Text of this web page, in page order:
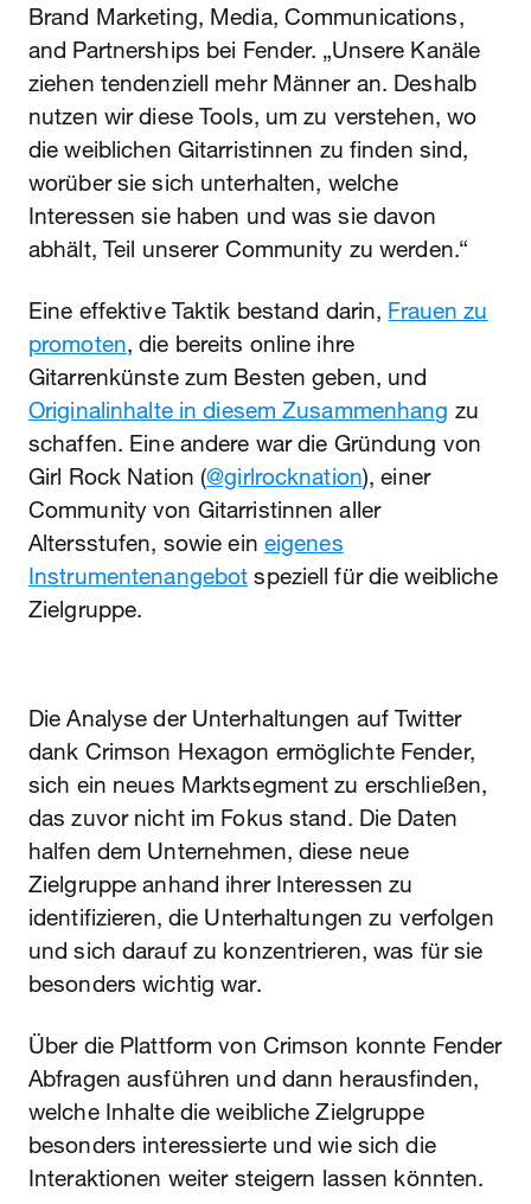
Brand Marketing, Media, Communications,
and Partnerships bei Fender. „Unsere Kanäle
ziehen tendenziell mehr Männer an. Deshalb
nutzen wir diese Tools, um zu verstehen, wo
die weiblichen Gitarristinnen zu finden sind,
worüber sie sich unterhalten, welche
Interessen sie haben und was sie davon
abhält, Teil unserer Community zu werden.“
Eine effektive Taktik bestand darin, Frauen zu
promoten, die bereits online ihre
Gitarrenkünste zum Besten geben, und
Originalinhalte in diesem Zusammenhang zu
schaffen. Eine andere war die Gründung von
Girl Rock Nation (@girlrocknation), einer
Community von Gitarristinnen aller
Altersstufen, sowie ein eigenes
Instrumentenangebot speziell für die weibliche
Zielgruppe.
Die Analyse der Unterhaltungen auf Twitter
dank Crimson Hexagon ermöglichte Fender,
sich ein neues Marktsegment zu erschließen,
das zuvor nicht im Fokus stand. Die Daten
halfen dem Unternehmen, diese neue
Zielgruppe anhand ihrer Interessen zu
identifizieren, die Unterhaltungen zu verfolgen
und sich darauf zu konzentrieren, was für sie
besonders wichtig war.
Über die Plattform von Crimson konnte Fender
Abfragen ausführen und dann herausfinden,
welche Inhalte die weibliche Zielgruppe
besonders interessierte und wie sich die
Interaktionen weiter steigern lassen könnten.